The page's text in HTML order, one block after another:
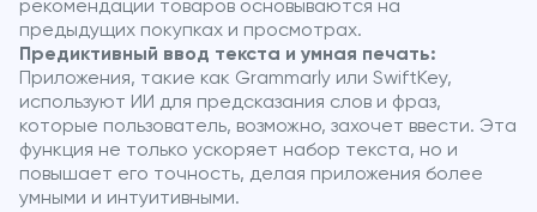
рекомендации товаров основываются на
предыдущих покупках и просмотрах.
Предиктивный ввод текста и умная печать:
Приложения, такие как Grammarly или SwiftKey,
используют ИИ для предсказания слов и фраз,
которые пользователь, возможно, захочет ввести. Эта
функция не только ускоряет набор текста, но и
повышает его точность, делая приложения более
умными и интуитивными.